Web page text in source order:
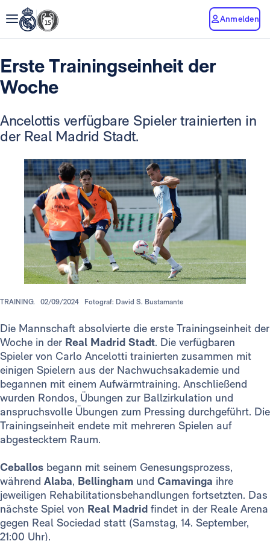
Anmelden
Erste Trainingseinheit der
Woche
Ancelottis verfügbare Spieler trainierten in
der Real Madrid Stadt.
TRAINING. 02/09/2024 Fotograf: David S. Bustamante
Die Mannschaft absolvierte die erste Trainingseinheit der
Woche in der Real Madrid Stadt. Die verfügbaren
Spieler von Carlo Ancelotti trainierten zusammen mit
einigen Spielern aus der Nachwuchsakademie und
begannen mit einem Aufwärmtraining. Anschließend
wurden Rondos, Übungen zur Ballzirkulation und
anspruchsvolle Übungen zum Pressing durchgeführt. Die
Trainingseinheit endete mit mehreren Spielen auf
abgestecktem Raum.
Ceballos begann mit seinem Genesungsprozess,
während Alaba, Bellingham und Camavinga ihre
jeweiligen Rehabilitationsbehandlungen fortsetzten. Das
nächste Spiel von Real Madrid findet in der Reale Arena
gegen Real Sociedad statt (Samstag, 14. September,
21:00 Uhr).